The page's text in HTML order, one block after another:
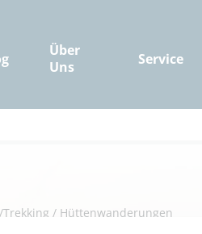
Über
Uns
Service
/ Hüttenwanderungen